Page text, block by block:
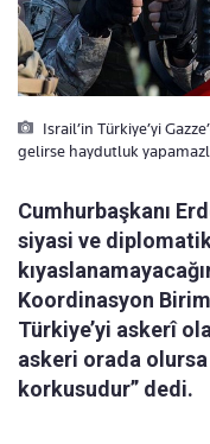
Israil’in Türkiye’yi
gelirse haydutluk
Cumhurbaşkanı
siyasi ve
Koordinasyon
Türkiye’yi askerî
askeri orada
korkusudur” dedi.